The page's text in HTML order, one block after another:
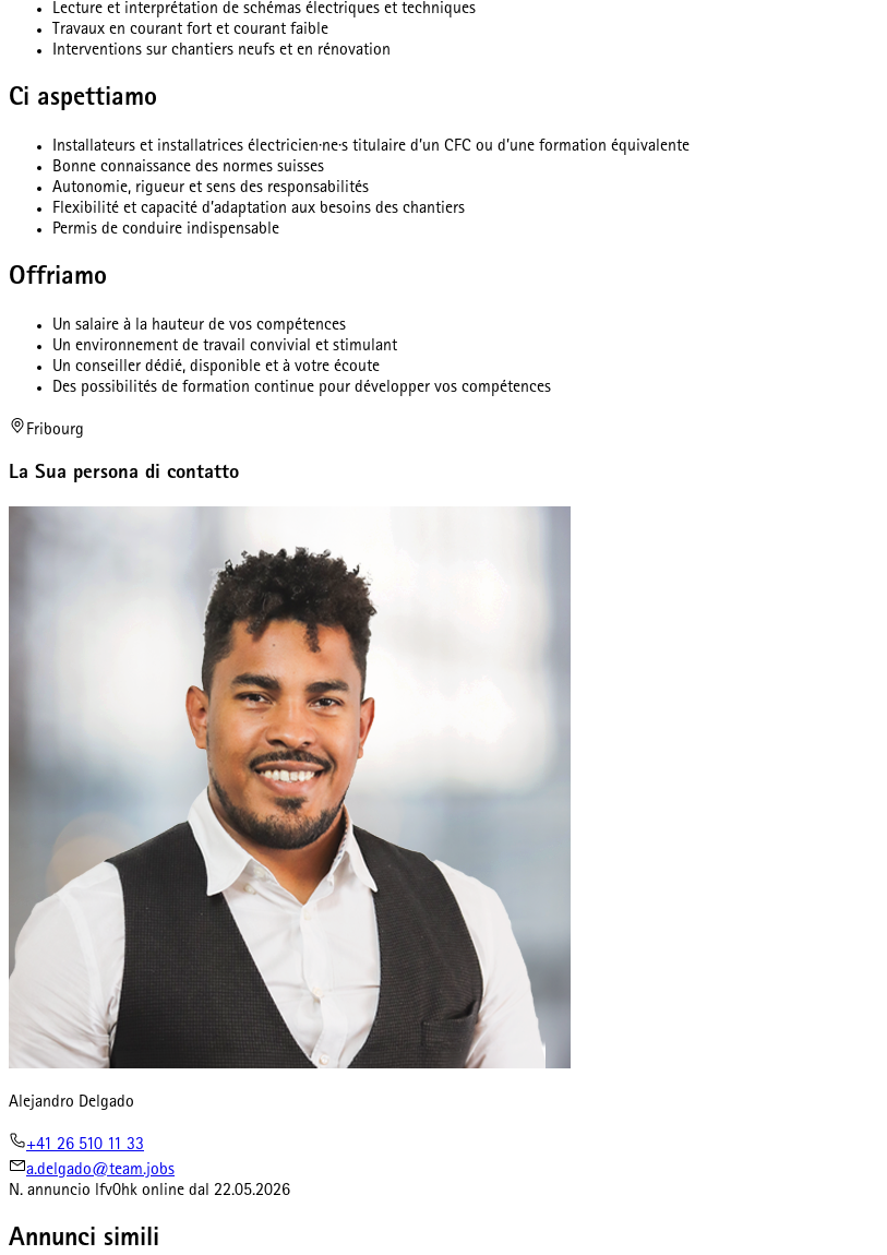
Lecture et interprétation de schémas électriques et techniques
Travaux en courant fort et courant faible
Interventions sur chantiers neufs et en rénovation
Ci aspettiamo
Installateurs et installatrices électricien·ne·s titulaire d’un CFC ou d’une formation équivalente
Bonne connaissance des normes suisses
Autonomie, rigueur et sens des responsabilités
Flexibilité et capacité d’adaptation aux besoins des chantiers
Permis de conduire indispensable
Offriamo
Un salaire à la hauteur de vos compétences
Un environnement de travail convivial et stimulant
Un conseiller dédié, disponible et à votre écoute
Des possibilités de formation continue pour développer vos compétences
Fribourg
La Sua persona di contatto
Alejandro Delgado
+41 26 510 11 33
a.delgado@team.jobs
N. annuncio lfv0hk online dal 22.05.2026
Annunci simili